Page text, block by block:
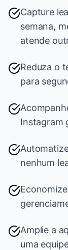
Capture
semana,
atende
Reduza o
para
Instagram
nenhum
Amplie a
uma